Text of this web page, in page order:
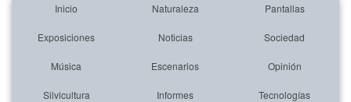
Inicio Naturaleza Pantallas
Exposiciones Noticias Sociedad
Música Escenarios Opinión
Silvicultura Informes Tecnologías